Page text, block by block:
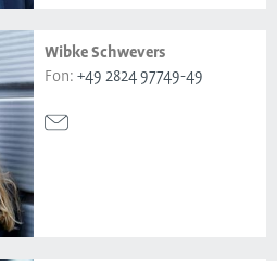
Wibke Schwevers
Fon: +49 2824 97749-49